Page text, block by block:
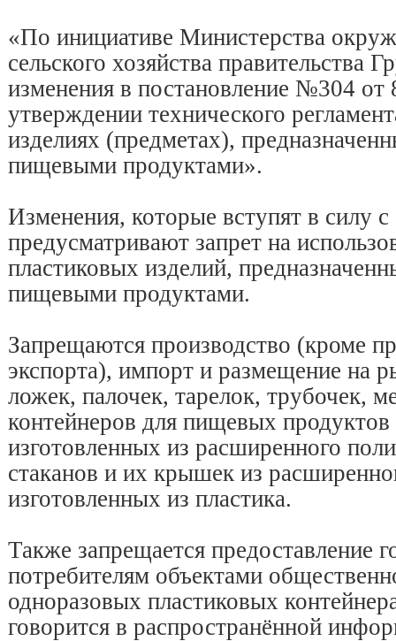
«По инициативе Министерства
сельского хозяйства правительства
изменения в постановление №304
утверждении технического
изделиях (предметах),
пищевыми продуктами».
Изменения, которые вступят в силу с
предусматривают запрет на
пластиковых изделий,
пищевыми продуктами.
Запрещаются производство (кроме
экспорта), импорт и размещение на
ложек, палочек, тарелок, трубочек,
контейнеров для пищевых
изготовленных из расширенного
стаканов и их крышек из
изготовленных из пластика.
Также запрещается предоставление
потребителям объектами
одноразовых пластиковых
говорится в распространённой